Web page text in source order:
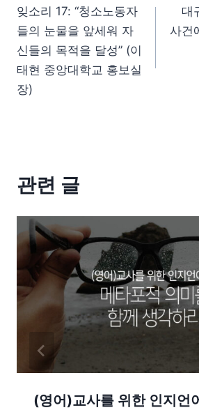
잊소리 17: “청소노동자
들의 눈물을 앞세워 자
신들의 목적을 달성” (이
태현 중앙대학교 홍보실
장)
대
사건
관련 글
(영어)교사를 위한 인지언